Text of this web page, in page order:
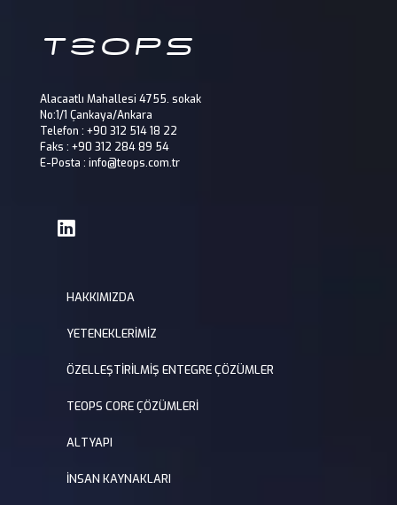
Alacaatlı Mahallesi 4755. sokak
No:1/1 Çankaya/Ankara
Telefon : +90 312 514 18 22
Faks : +90 312 284 89 54
E-Posta : info@teops.com.tr
HAKKIMIZDA
YETENEKLERİMİZ
ÖZELLEŞTİRİLMİŞ ENTEGRE ÇÖZÜMLER
TEOPS CORE ÇÖZÜMLERİ
ALTYAPI
İNSAN KAYNAKLARI